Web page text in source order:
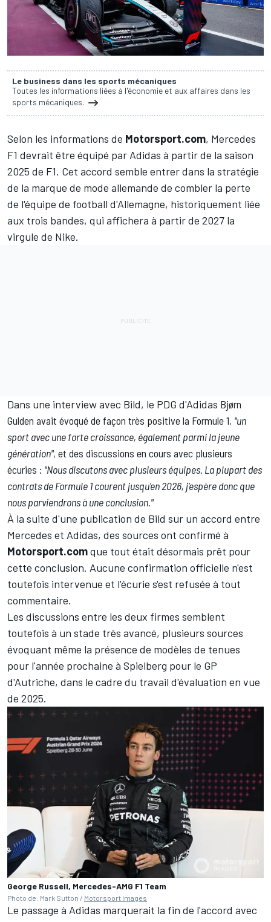
Le business dans les sports mécaniques
Toutes les informations liées à l'économie et aux affaires dans les
sports mécaniques.
Selon les informations de Motorsport.com, Mercedes
F1 devrait être équipé par Adidas à partir de la saison
2025 de F1. Cet accord semble entrer dans la stratégie
de la marque de mode allemande de combler la perte
de l'équipe de football d'Allemagne, historiquement liée
aux trois bandes, qui affichera à partir de 2027 la
virgule de Nike.
Dans une interview avec Bild, le PDG d'Adidas Bjørn
Gulden avait évoqué de façon très positive la Formule 1, "un
sport avec une forte croissance, également parmi la jeune
génération", et des discussions en cours avec plusieurs
écuries : "Nous discutons avec plusieurs équipes. La plupart des
contrats de Formule 1 courent jusqu'en 2026, j'espère donc que
nous parviendrons à une conclusion."
À la suite d'une publication de Bild sur un accord entre
Mercedes et Adidas, des sources ont confirmé à
Motorsport.comque tout était désormais prêt pour
cette conclusion. Aucune confirmation officielle n'est
toutefois intervenue et l'écurie s'est refusée à tout
commentaire.
Les discussions entre les deux firmes semblent
toutefois à un stade très avancé, plusieurs sources
évoquant même la présence de modèles de tenues
pour l'année prochaine à Spielberg pour le GP
d'Autriche, dans le cadre du travail d'évaluation en vue
de 2025.
George Russell, Mercedes-AMG F1 Team
Photo de: Mark Sutton / Motorsport Images
Le passage à Adidas marquerait la fin de l'accord avec